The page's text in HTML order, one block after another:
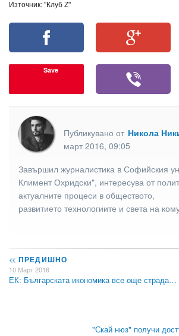
Източник: "Клуб Z"
Save
Публикувано от Никола
март 2016, 09:05
Завършил журналистика в Софийския
Климент Охридски", интересува от
актуалните процеси в обществото,
развитието технологиите и света на
<< ПРЕДИШНО
10 Март 2016
ЕК: Българската икономика все още страда…
"Скай нюз" получи